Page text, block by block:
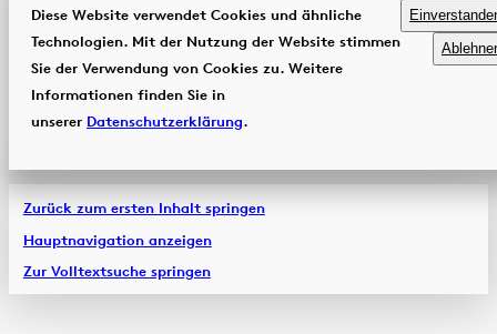
Diese Website verwendet Cookies und ähnliche
Technologien. Mit der Nutzung der Website stimmen
Sie der Verwendung von Cookies zu. Weitere
Informationen finden Sie in
unserer Datenschutzerklärung.
Zurück zum ersten Inhalt springen
Hauptnavigation anzeigen
Zur Volltextsuche springen